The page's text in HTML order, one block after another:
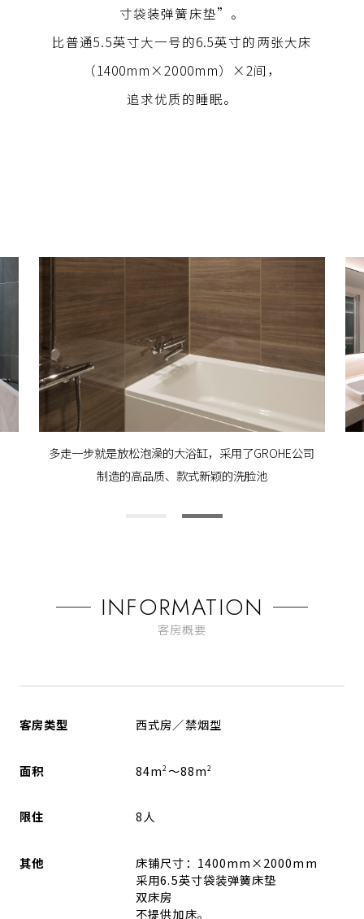
寸袋装弹簧床垫”。
比普通5.5英寸大一号的6.5英寸的两张大床
（1400mm×2000mm）×2间，
追求优质的睡眠。
多走一步就是放松泡澡的大浴缸，采用了GROHE公司
制造的高品质、 款式新颖的洗脸池
INFORMATION
客房概要
客房类型 西式房／禁烟型
面积 84m2 ～88m2
限住 8人
其他
床铺尺寸：1400mm×2000mm
采用6.5英寸袋装弹簧床垫
双床房
不提供加床。